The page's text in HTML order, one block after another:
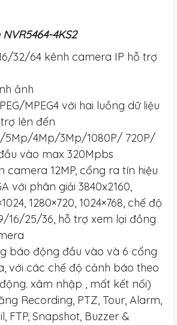
4KS2
32/64 kênh camera IP hỗ trợ
ảnh
MPEG4 với hai luồng dữ liệu
lên đến
5Mp/4Mp/3Mp/1080P/ 720P/
vào max 320Mpbs
camera 12MP, cổng ra tín hiệu
với phân giải 3840x2160,
1280×720, 1024×768, chế độ
16/25/36, hỗ trợ xem lại đồng
báo động đầu vào và 6 cổng
với các chế độ cảnh báo theo
xâm nhập , mất kết nối)
Recording, PTZ, Tour, Alarm,
FTP, Snapshot, Buzzer &